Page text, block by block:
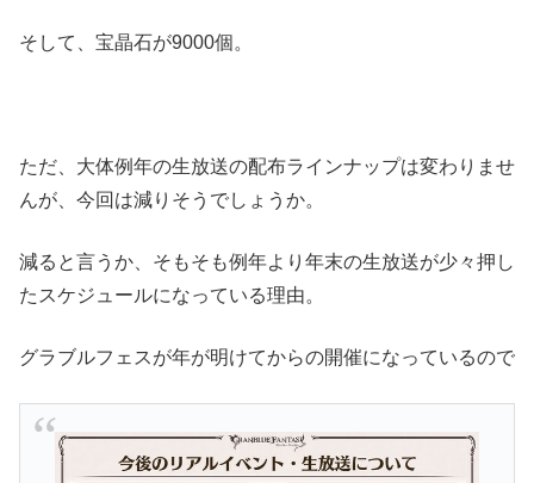
そして、宝晶石が9000個。
ただ、大体例年の生放送の配布ラインナップは変わりませ
んが、今回は減りそうでしょうか。
減ると言うか、そもそも例年より年末の生放送が少々押し
たスケジュールになっている理由。
グラブルフェスが年が明けてからの開催になっているので